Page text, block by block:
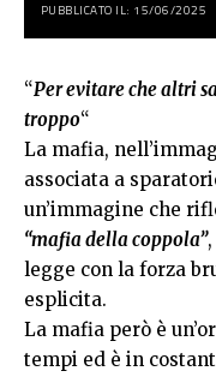
PUBBLICATO IL: 15/06/2025
“Per evitare che altri
troppo“
La mafia,
associata a
un’immagine che
“mafia della coppola”
legge con la forza
esplicita.
La mafia però è
tempi ed è in